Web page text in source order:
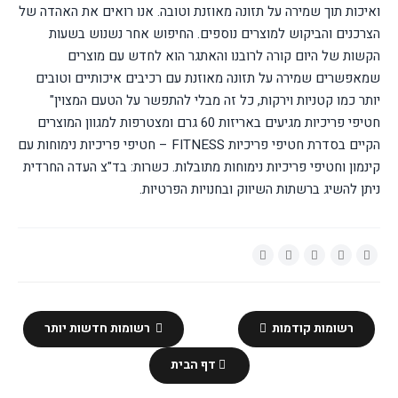
ואיכות תוך שמירה על תזונה מאוזנת וטובה. אנו רואים את האהדה של
הצרכנים והביקוש למוצרים נוספים. החיפוש אחר נשנוש בשעות
הקשות של היום קורה לרובנו והאתגר הוא לחדש עם מוצרים
שמאפשרים שמירה על תזונה מאוזנת עם רכיבים איכותיים וטובים
יותר כמו קטניות וירקות, כל זה מבלי להתפשר על הטעם המצוין"
חטיפי פריכיות מגיעים באריזות
60 גרם ומצטרפות למגוון המוצרים
הקיים בסדרת חטיפי פריכיות FITNESS – חטיפי פריכיות נימוחות עם
קינמון וחטיפי פריכיות נימוחות מתובלות. כשרות: בד"צ העדה החרדית
ניתן להשיג ברשתות השיווק ובחנויות הפרטיות.
רשומות חדשות יותר רשומות קודמות
דף הבית